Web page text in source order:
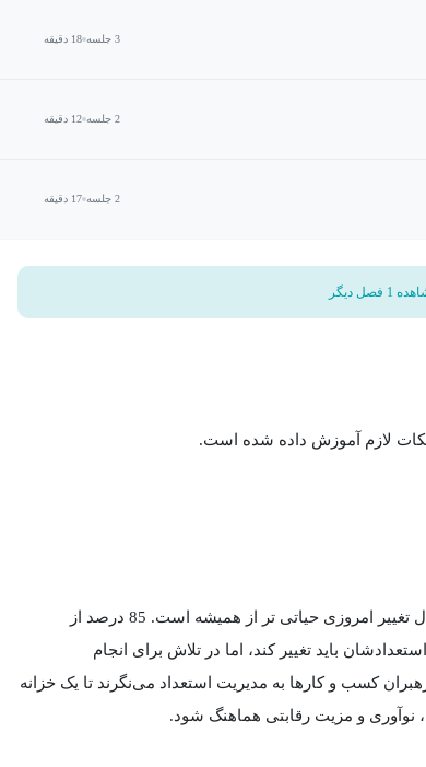
3 جلسه 18 دقیقه
2 جلسه 12 دقیقه
2 جلسه 17 دقیقه
1 فصل دیگر
لازم آموزش داده شده‌ است.
مدیریت استعداد در محیط پیچیده و همیشه در حال تغییر امروزی حیاتی تر از همیشه است. 85 درصد از
باید تغییر کند، اما در تلاش برای انجام
کسب و کارها به مدیریت استعداد می‌نگرند تا یک خزانه
نوآوری و مزیت رقابتی هماهنگ شود.